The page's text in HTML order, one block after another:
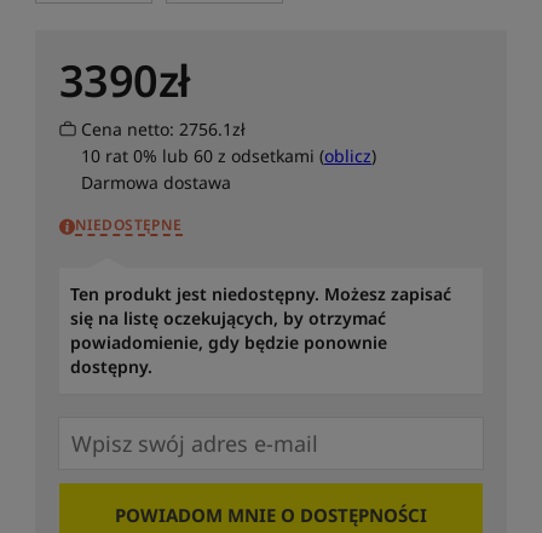
3390zł
Cena netto: 2756.1zł
10 rat 0% lub 60 z odsetkami (oblicz)
Darmowa dostawa
NIEDOSTĘPNE
Ten produkt jest niedostępny. Możesz zapisać
się na listę oczekujących, by otrzymać
powiadomienie, gdy będzie ponownie
dostępny.
POWIADOM MNIE O DOSTĘPNOŚCI